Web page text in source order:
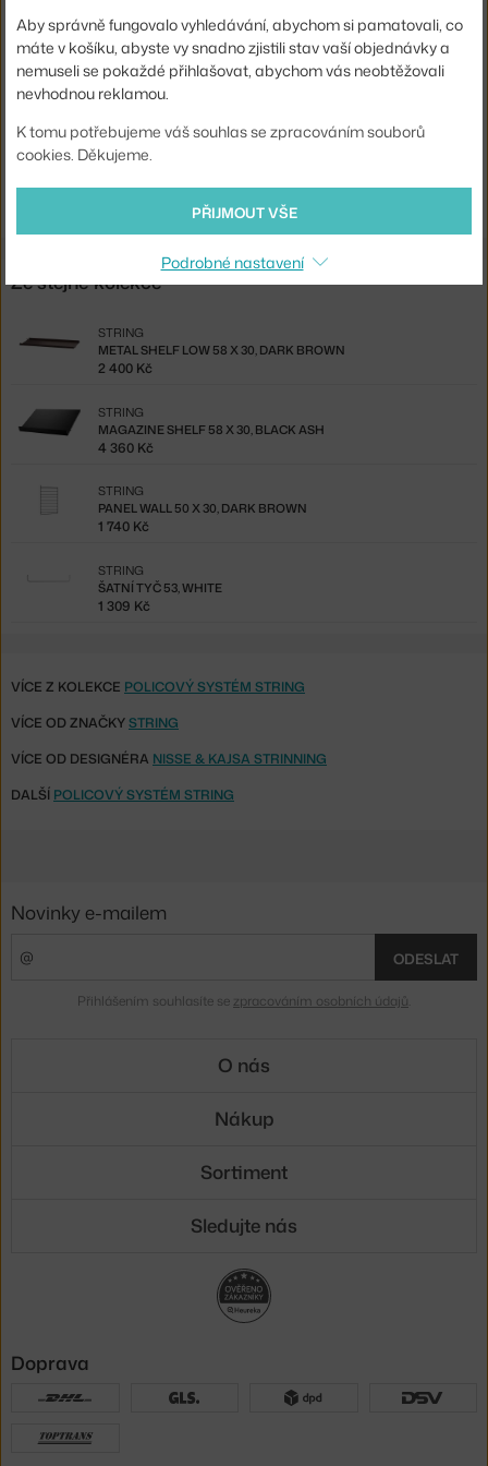
Materiál:
dřevěná vlákna, plast
Komponenty sestav: doplňky
Kód produktu
STR-ORGMIX-13-3
Ze stejné kolekce
METAL SHELF LOW 58 X 30, DARK BROWN
STRING
2 400 Kč
MAGAZINE SHELF 58 X 30, BLACK ASH
STRING
4 360 Kč
PANEL WALL 50 X 30, DARK BROWN
STRING
1 740 Kč
ŠATNÍ TYČ 53, WHITE
STRING
1 309 Kč
VÍCE Z KOLEKCE POLICOVÝ SYSTÉM STRING
VÍCE OD ZNAČKYSTRING
VÍCE OD DESIGNÉRA NISSE & KAJSA STRINNING
DALŠÍ POLICOVÝ SYSTÉM STRING
Aby správně fungovalo vyhledávání, abychom si pamatovali, co
máte v košíku, abyste vy snadno zjistili stav vaší objednávky a
nemuseli se pokaždé přihlašovat, abychom vás neobtěžovali
nevhodnou reklamou.
K tomu potřebujeme váš souhlas se zpracováním souborů
cookies. Děkujeme.
PŘIJMOUT VŠE
Podrobné nastavení
Novinky e-mailem
ODESLAT
Přihlášením souhlasíte se zpracováním osobních údajů
O nás
Nákup
Sortiment
Sledujte nás
Doprava